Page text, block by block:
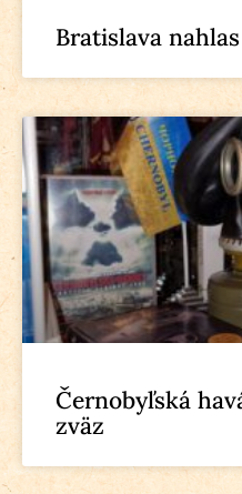
Bratislava nahlas
Černobyľská
zväz